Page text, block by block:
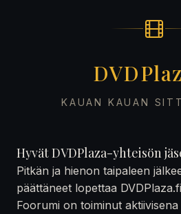
KAUAN KAUAN
Hyvät DVDPlaza-yhteisön
Pitkän ja hienon taipaleen
päättäneet lopettaa
Foorumi on toiminut